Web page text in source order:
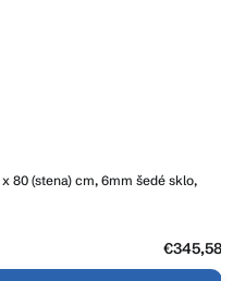
80 (stena) cm, 6mm šedé sklo,
€345,58